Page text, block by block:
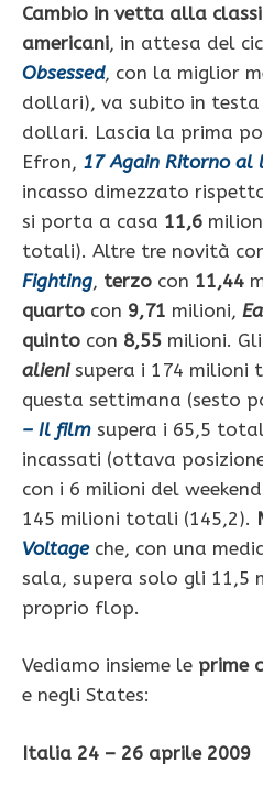
Cambio in vetta alla
americani, in attesa del
Obsessed, con la miglior
dollari), va subito in testa
dollari. Lascia la prima
Efron, 17 Again Ritorno al
incasso dimezzato
si porta a casa 11,6
totali). Altre tre novità
Fighting, terzo con 11,44
quarto con 9,71 milioni,
quinto con 8,55 milioni.
alienisupera i 174 milioni
questa settimana (sesto
– Il film supera i 65,5
incassati (ottava
con i 6 milioni del
145 milioni totali (145,2).
Voltageche, con una
sala, supera solo gli 11,5
proprio flop.
Vediamo insieme le prime
e negli States:
Italia 24 – 26 aprile 2009